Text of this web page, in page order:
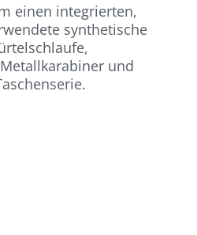
einen integrierten,
synthetische
und